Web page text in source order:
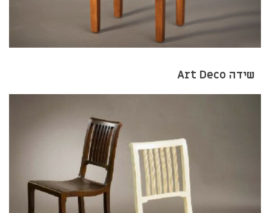
שידה Art Deco